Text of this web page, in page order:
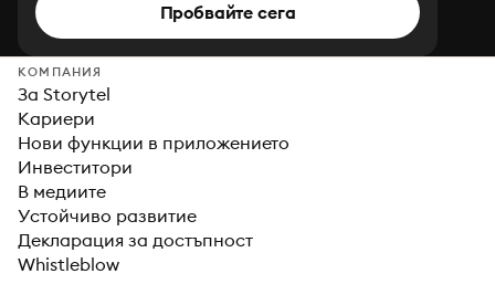
Пробвайте сега
КОМПАНИЯ
За Storytel
Кариери
Нови функции в приложението
Инвеститори
В медиите
Устойчиво развитие
Декларация за достъпност
Whistleblow